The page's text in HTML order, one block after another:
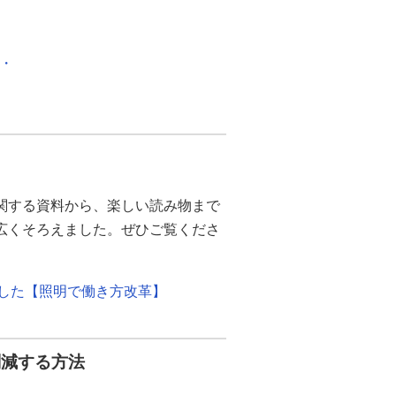
する資料から、楽しい読み物まで
そろえました。ぜひご覧くださ
た【照明で働き方改革】
する方法